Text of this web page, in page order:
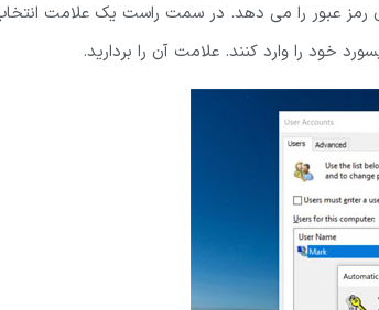
رمز عبور را می دهد. در سمت راست یک علامت
خود را وارد کنند. علامت آن را بردارید.